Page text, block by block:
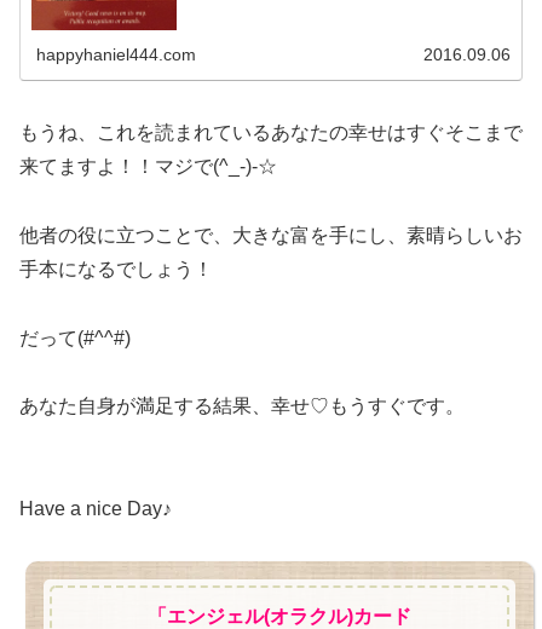
happyhaniel444.com 2016.09.06
もうね、これを読まれているあなたの幸せはすぐそこまで
来てますよ！！マジで(^_-)-☆
他者の役に立つことで、大きな富を手にし、素晴らしいお
手本になるでしょう！
だって(#^^#)
あなた自身が満足する結果、幸せ♡もうすぐです。
Have a nice Day♪
「エンジェル(オラクル)カード